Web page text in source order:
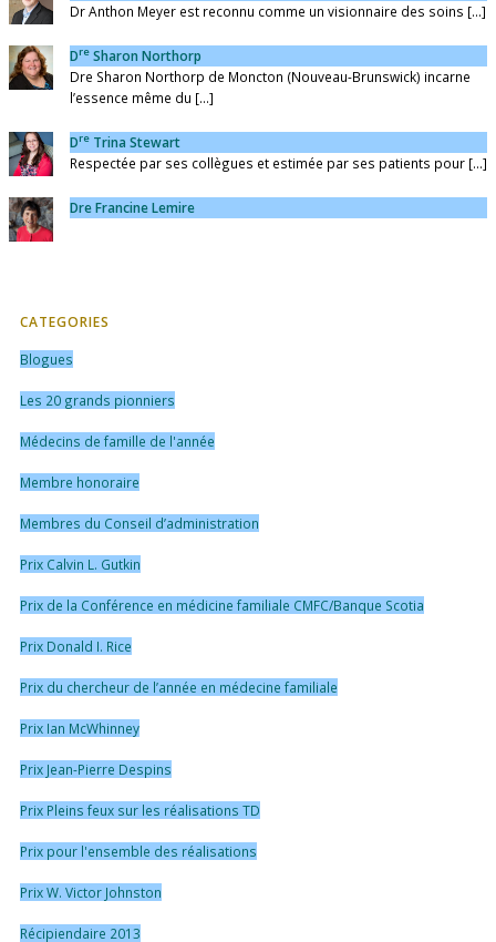
Dr Anthon Meyer est reconnu comme un visionnaire des soins [...]
Dre Sharon Northorp
Dre Sharon Northorp de Moncton (Nouveau-Brunswick) incarne
l’essence même du [...]
Dre Trina Stewart
Respectée par ses collègues et estimée par ses patients pour [...]
Dre Francine Lemire
CATEGORIES
Blogues
Les 20 grands pionniers
Médecins de famille de l'année
Membre honoraire
Membres du Conseil d’administration
Prix Calvin L. Gutkin
Prix de la Conférence en médicine familiale CMFC/Banque Scotia
Prix Donald I. Rice
Prix du chercheur de l’année en médecine familiale
Prix Ian McWhinney
Prix Jean-Pierre Despins
Prix Pleins feux sur les réalisations TD
Prix pour l'ensemble des réalisations
Prix W. Victor Johnston
Récipiendaire 2013